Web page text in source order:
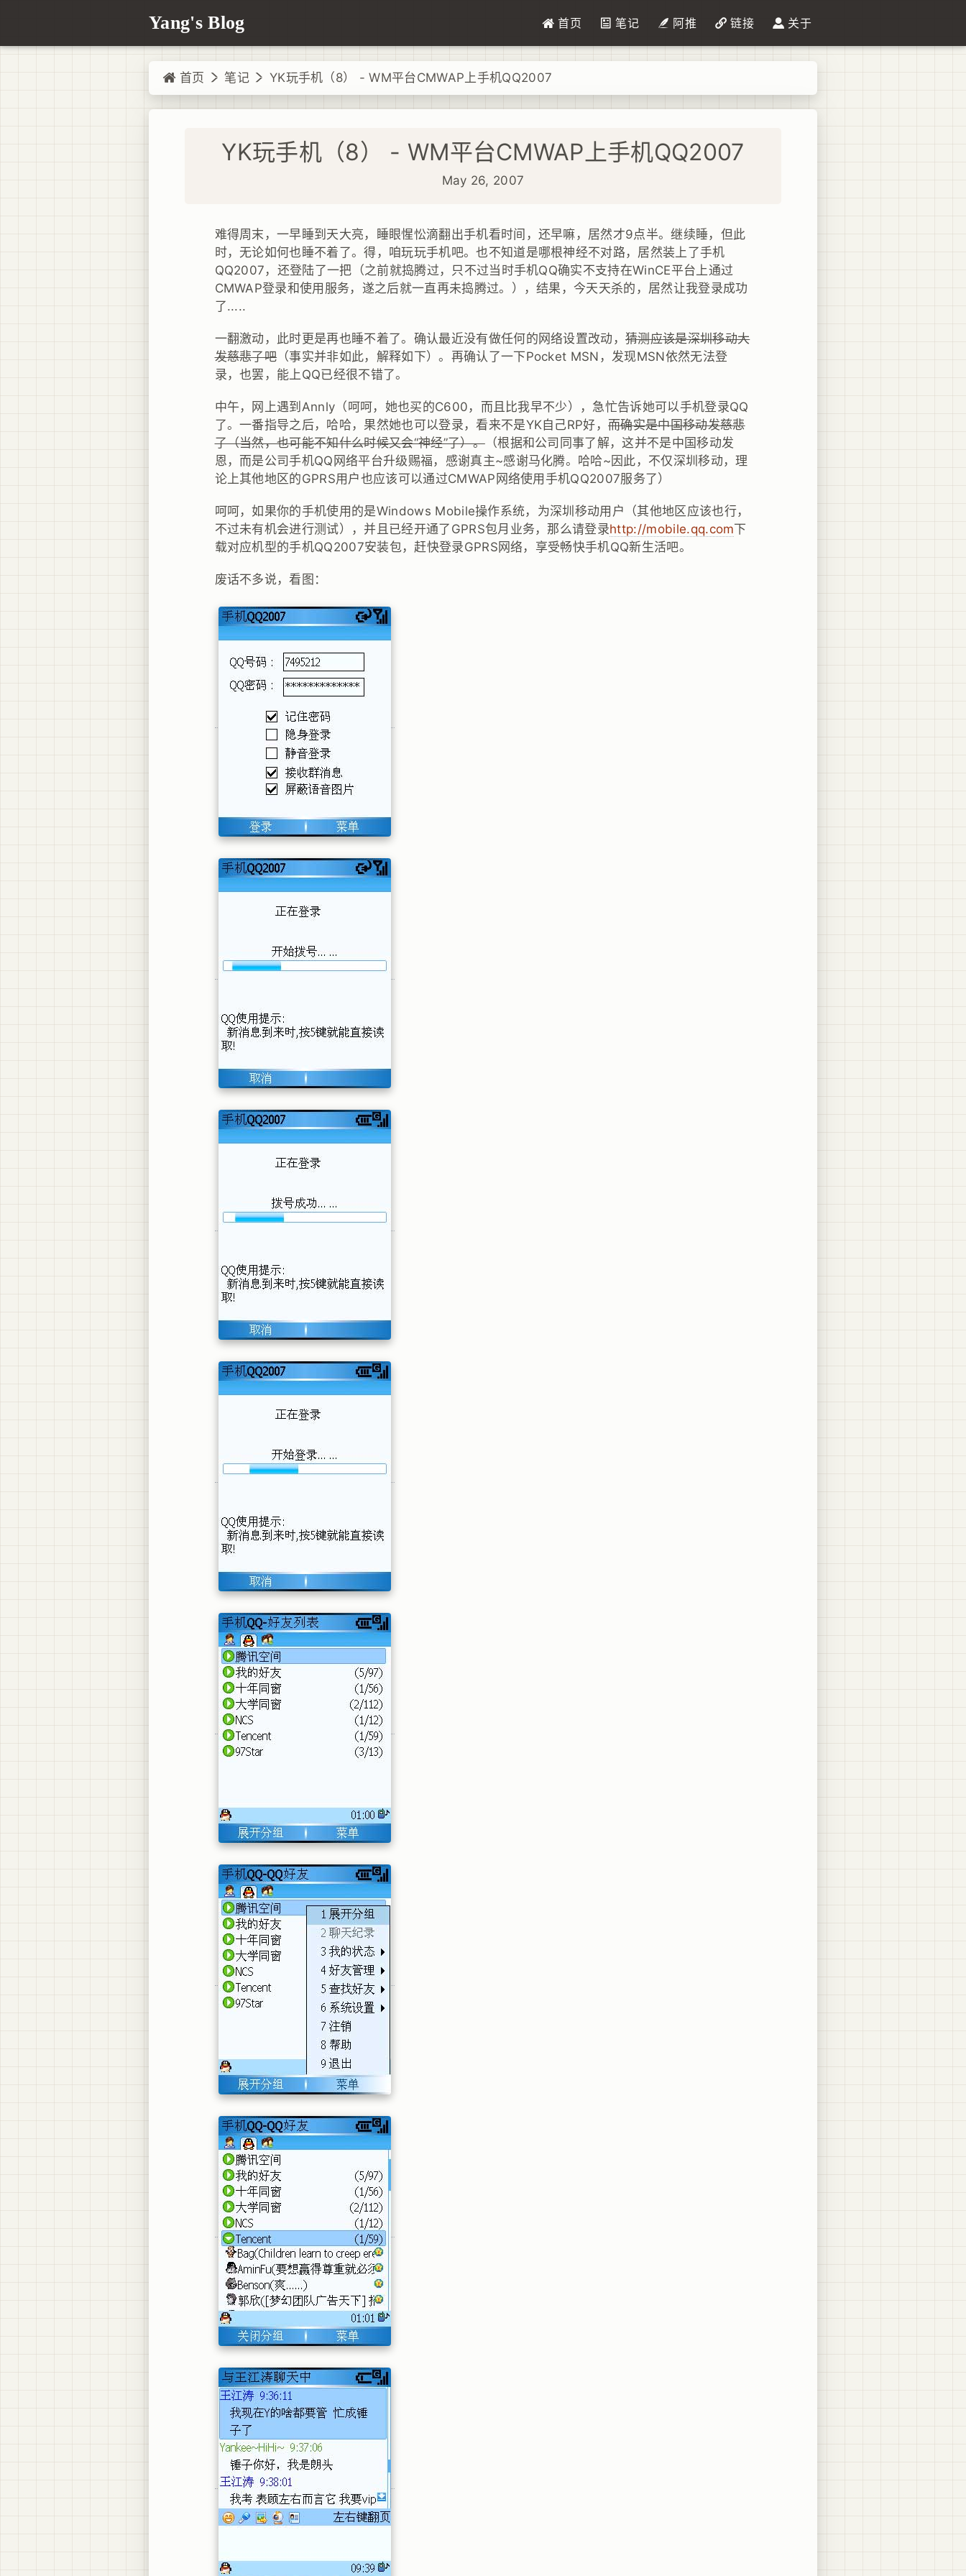
Yang's Blog 首页 笔记 阿推 链接 关于
首页 笔记 YK玩手机（8） - WM平台CMWAP上手机QQ2007
YK玩手机（8） - WM平台CMWAP上手机QQ2007
May 26, 2007
难得周末，一早睡到天大亮，睡眼惺忪滴翻出手机看时间，还早嘛，居然才9点半。继续睡，但此
时，无论如何也睡不着了。得，咱玩玩手机吧。也不知道是哪根神经不对路，居然装上了手机
QQ2007，还登陆了一把（之前就捣腾过，只不过当时手机QQ确实不支持在WinCE平台上通过
CMWAP登录和使用服务，遂之后就一直再未捣腾过。），结果，今天天杀的，居然让我登录成功
了.....
一翻激动，此时更是再也睡不着了。确认最近没有做任何的网络设置改动，猜测应该是深圳移动大
发慈悲了吧 （事实并非如此，解释如下）。再确认了一下Pocket MSN，发现MSN依然无法登
录，也罢，能上QQ已经很不错了。
中午，网上遇到Annly（呵呵，她也买的C600，而且比我早不少），急忙告诉她可以手机登录QQ
了。一番指导之后，哈哈，果然她也可以登录，看来不是YK自己RP好，而确实是中国移动发慈悲
了（当然，也可能不知什么时候又会“神经”了）。（根据和公司同事了解，这并不是中国移动发
恩，而是公司手机QQ网络平台升级赐福，感谢真主~感谢马化腾。哈哈~因此，不仅深圳移动，理
论上其他地区的GPRS用户也应该可以通过CMWAP网络使用手机QQ2007服务了）
呵呵，如果你的手机使用的是Windows Mobile操作系统，为深圳移动用户（其他地区应该也行，
不过未有机会进行测试），并且已经开通了GPRS包月业务，那么请登录http://mobile.qq.com下
载对应机型的手机QQ2007安装包，赶快登录GPRS网络，享受畅快手机QQ新生活吧。
废话不多说，看图：